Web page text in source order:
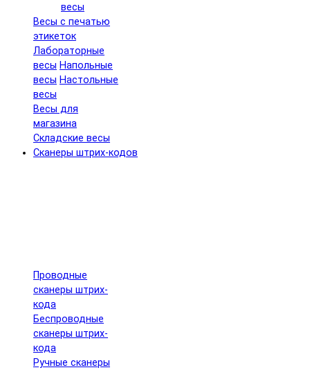
весы
Весы с печатью
этикеток
Лабораторные
весы Напольные
весы Настольные
весы
Весы для
магазина
Складские весы
Сканеры штрих-кодов
Проводные
сканеры штрих-
кода
Беспроводные
сканеры штрих-
кода
Ручные сканеры